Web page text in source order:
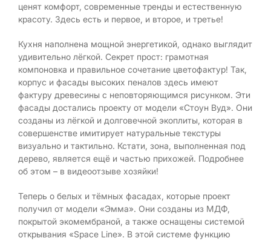
ценят комфорт, современные тренды и естественную
красоту. Здесь есть и первое, и второе, и третье!
Кухня наполнена мощной энергетикой, однако выглядит
удивительно лёгкой. Секрет прост: грамотная
компоновка и правильное сочетание цветофактур! Так,
корпус и фасады высоких пеналов здесь имеют
фактуру древесины с неповторяющимся рисунком. Эти
фасады достались проекту от модели «Стоун Вуд». Они
созданы из лёгкой и долговечной экоплиты, которая в
совершенстве имитирует натуральные текстуры
визуально и тактильно. Кстати, зона, выполненная под
дерево, является ещё и частью прихожей. Подробнее
об этом – в видеоотзыве хозяйки!
Теперь о белых и тёмных фасадах, которые проект
получил от модели «Эмма». Они созданы из МДФ,
покрытой экомембраной, а также оснащены системой
открывания «Space Line». В этой системе функцию